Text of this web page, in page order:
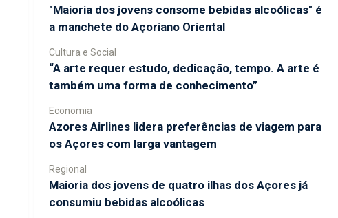
"Maioria dos jovens consome bebidas alcoólicas" é
a manchete do Açoriano Oriental
Cultura e Social
“A arte requer estudo, dedicação, tempo. A arte é
também uma forma de conhecimento”
Economia
Azores Airlines lidera preferências de viagem para
os Açores com larga vantagem
Regional
Maioria dos jovens de quatro ilhas dos Açores já
consumiu bebidas alcoólicas